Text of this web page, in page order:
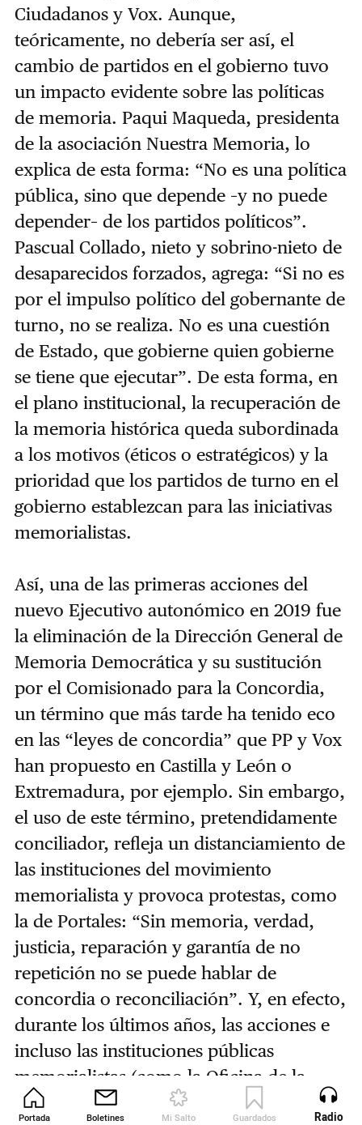
Portada Boletines Mi Salto Guardados Revista
Ciudadanos y Vox. Aunque,
teóricamente, no debería ser así, el
cambio de partidos en el gobierno tuvo
un impacto evidente sobre las políticas
de memoria. Paqui Maqueda, presidenta
de la asociación Nuestra Memoria, lo
explica de esta forma: “No es una política
pública, sino que depende –y no puede
depender– de los partidos políticos”.
Pascual Collado, nieto y sobrino-nieto de
desaparecidos forzados, agrega: “Si no es
por el impulso político del gobernante de
turno, no se realiza. No es una cuestión
de Estado, que gobierne quien gobierne
se tiene que ejecutar”. De esta forma, en
el plano institucional, la recuperación de
la memoria histórica queda subordinada
a los motivos (éticos o estratégicos) y la
prioridad que los partidos de turno en el
gobierno establezcan para las iniciativas
memorialistas.
Así, una de las primeras acciones del
nuevo Ejecutivo autonómico en 2019 fue
la eliminación de la Dirección General de
Memoria Democrática y su sustitución
por el Comisionado para la Concordia,
un término que más tarde ha tenido eco
en las “leyes de concordia” que PP y Vox
han propuesto en Castilla y León o
Extremadura, por ejemplo. Sin embargo,
el uso de este término, pretendidamente
conciliador, refleja un distanciamiento de
las instituciones del movimiento
memorialista y provoca protestas, como
la de Portales: “Sin memoria, verdad,
justicia, reparación y garantía de no
repetición no se puede hablar de
concordia o reconciliación”. Y, en efecto,
durante los últimos años, las acciones e
incluso las instituciones públicas
memorialistas (como la Oficina de la
Memoria Histórica en Sevilla) han ido
Radio